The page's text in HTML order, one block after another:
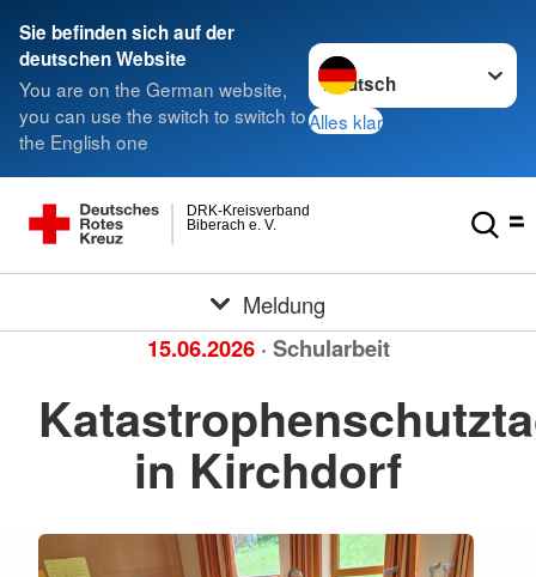
Sie befinden sich auf der
deutschen Website
You are on the German website,
you can use the switch to switch to
the English one
Sprache wechseln zu
Alles klar
Biberach e. V.
DRK-Kreisverband
Meldung
15.06.2026 · Schularbeit
in Kirchdorf